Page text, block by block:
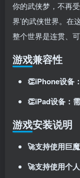
你的武侠梦，不再
界’的武侠世界。在
整个世界是连贯、
游戏兼容性
👏iPhone设备
👏iPad设备：
游戏安装说明
🚀支持使用巨
🚀支持使用个